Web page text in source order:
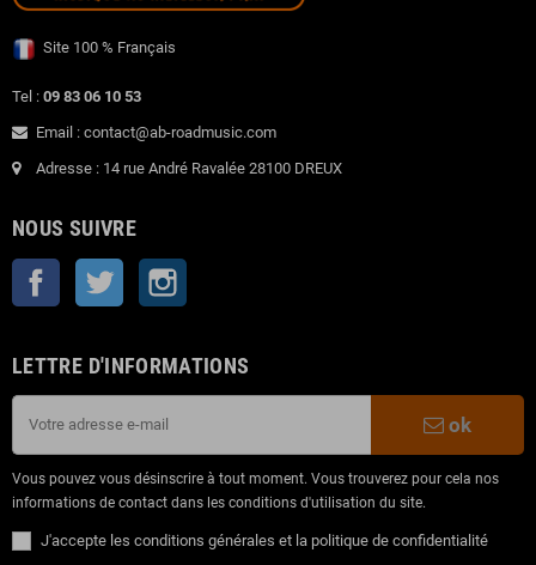
Site 100 % Français
Tel : 09 83 06 10 53
Email : contact@ab-roadmusic.com
Adresse : 14 rue André Ravalée 28100 DREUX
NOUS SUIVRE
Facebook Twitter
LETTRE D'INFORMATIONS
ok
Vous pouvez vous désinscrire à tout moment. Vous trouverez pour cela nos
informations de contact dans les conditions d'utilisation du site.
J'accepte les conditions générales et la politique de confidentialité